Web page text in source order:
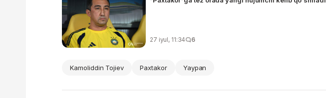
27 iyul, 11:34 6
Kamoliddin Tojiev Paxtakor Yaypan